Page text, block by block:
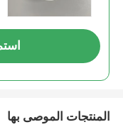
المنتجات الموصى بها